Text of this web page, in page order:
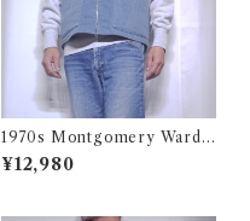
1970s Montgomery Ward
PUT TOGETHERS Nylon S
ki Vest / 70年代 モンゴメリー
¥12,980